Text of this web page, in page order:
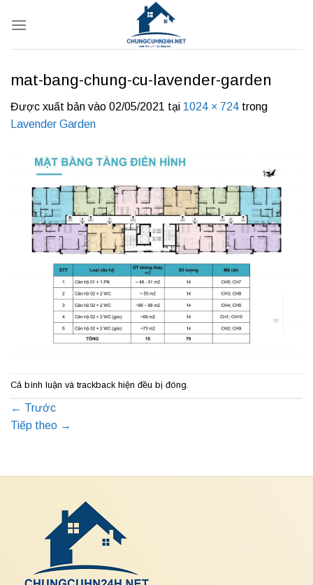
qua
mat-bang-chung-cu-lavender-garden
Được xuất bản vào 02/05/2021 tại 1024 × 724 trong
Lavender Garden
Cả bình luận và trackback hiện đều bị đóng.
← Trước
Tiếp theo →